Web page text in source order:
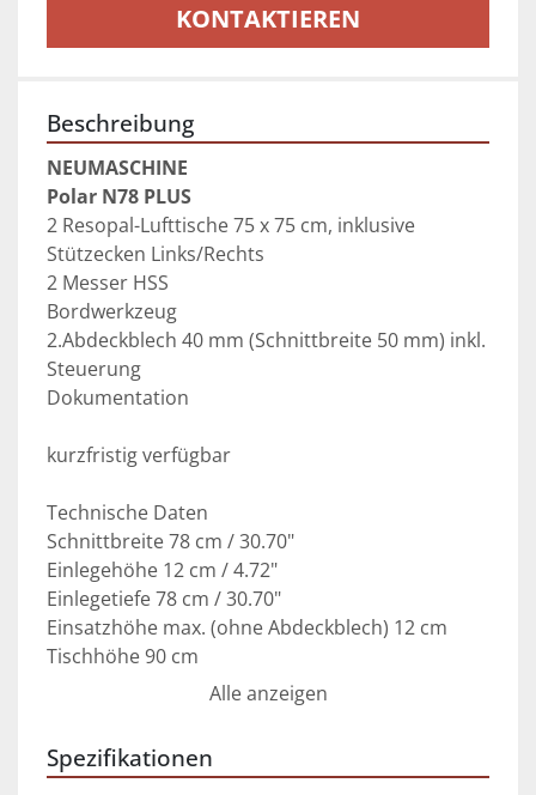
KONTAKTIEREN
Beschreibung
NEUMASCHINE
Polar N78 PLUS
2 Resopal-Lufttische 75 x 75 cm, inklusive
Stützecken Links/Rechts
2 Messer HSS
Bordwerkzeug
2.Abdeckblech 40 mm (Schnittbreite 50 mm) inkl.
Steuerung
Dokumentation
kurzfristig verfügbar
Technische Daten
Schnittbreite 78 cm / 30.70"
Einlegehöhe 12 cm / 4.72"
Einlegetiefe 78 cm / 30.70"
Einsatzhöhe max. (ohne Abdeckblech) 12 cm
Tischhöhe 90 cm
Elektrische Leistung (Hauptantrieb) 3,45 kW /
4.75 H.P.
Gewicht, netto 1350 kg / 2970 lbs
Alle anzeigen
Spezifikationen